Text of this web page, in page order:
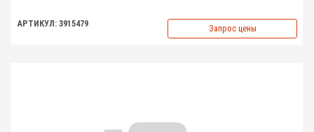
АРТИКУЛ: 3915479 Запрос цены